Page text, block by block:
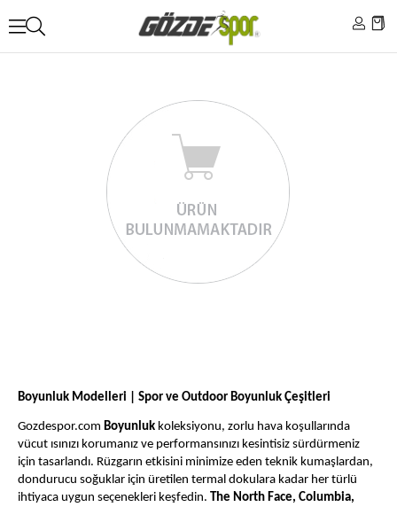
Boyunluk Modelleri | Spor ve Outdoor Boyunluk Çeşitleri
Gozdespor.com Boyunluk koleksiyonu, zorlu hava koşullarında
vücut ısınızı korumanız ve performansınızı kesintisiz sürdürmeniz
için tasarlandı. Rüzgarın etkisini minimize eden teknik kumaşlardan,
dondurucu soğuklar için üretilen termal dokulara kadar her türlü
ihtiyaca uygun seçenekleri keşfedin. The North Face, Columbia,